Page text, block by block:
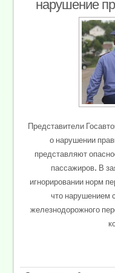
Представители
о нарушении
представляют
пассажиров. В
игнорировании норм
что нарушением
железнодорожного